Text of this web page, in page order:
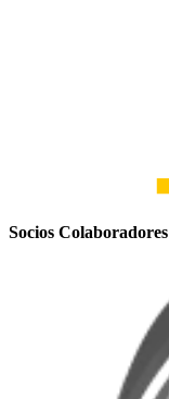
Socios Colaboradores